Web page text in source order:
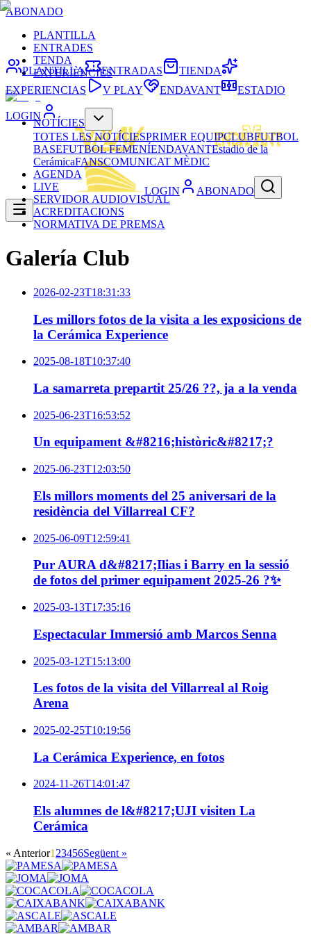
ABONADO
PLANTILLA
ENTRADES
TENDA
EXPERIÈNCIES
LOGIN
LOGIN ABONADO
PLANTILLA ENTRADAS
TIENDA
EXPERIENCIAS
V PLAY ENDAVANT ESTADIO
NOTÍCIES
TOTES LES NOTÍCIESPRIMER EQUIPCLUBFUTBOL
BASEFUTBOL FEMENÍENDAVANTEstadio de la
CerámicaFANSCOMUNICAT MÈDIC
AGENDA
LIVE
SERVIDOR AUDIOVISUAL
ACREDITACIONS
NORMATIVA DE PREMSA
Galería Club
2026-02-23T18:31:33
Les millors fotos de la visita a les exposicions de
la Cerámica Experience
2025-08-18T10:37:40
La samarreta prepartit 25/26 ??, ja a la venda
2025-06-23T16:53:52
Un equipament &#8216;històric&#8217;?
2025-06-23T12:03:50
Els millors moments del 25 aniversari de la
residència del Villarreal CF?
2025-06-09T12:59:41
Pur AURA d&#8217;Ilias i Barry en la sessió
de fotos del primer equipament 2025-26 ?✨
2025-03-13T17:35:16
Espectacular Immersió amb Marcos Senna
2025-03-12T15:13:00
Les fotos de la visita del Villarreal al Roig
Arena
2025-02-25T10:19:56
La Cerámica Experience, en fotos
2024-11-26T14:01:47
Els alumnes de l&#8217;UJI visiten La
Cerámica
« Anterior1 23456Següent »